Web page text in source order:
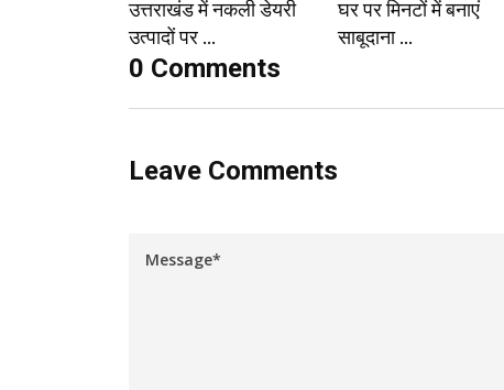
उत्तराखंड में नकली डेयरी
उत्पादों पर ...
घर पर मिनटों में बनाएं
साबूदाना ...
0 Comments
Leave Comments